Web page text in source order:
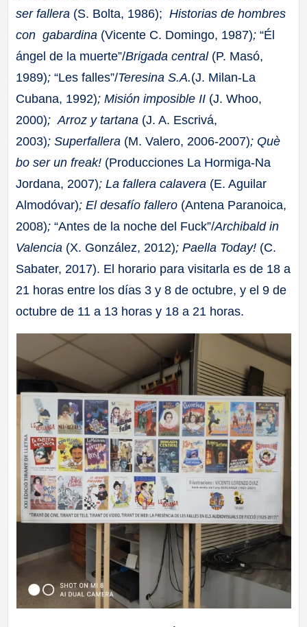
ser fallera (S. Bolta, 1986); Historias de hombres
con gabardina (Vicente C. Domingo, 1987);“Él
ángel de la muerte”/Brigada central (P. Masó,
1989); “Les falles”/Teresina S.A.(J. Milan-La
Cubana, 1992); Misión imposible II (J. Whoo,
2000); Arroz y tartana (J. A. Escrivá,
2003); Superfallera (M. Valero, 2006-2007); Què
bo ser un freak! (Producciones La Hormiga-Na
Jordana, 2007); La fallera calavera (E. Aguilar
Almodóvar); El desafío fallero (Antena Paranoica,
2008); “Antes de la noche del Fuck”/Archibald in
Valencia (X. González, 2012); Paella Today! (C.
Sabater, 2017). El horario para visitarla es de 18 a
21 horas entre los días 3 y 8 de octubre, y el 9 de
octubre de 11 a 13 horas y 18 a 21 horas.